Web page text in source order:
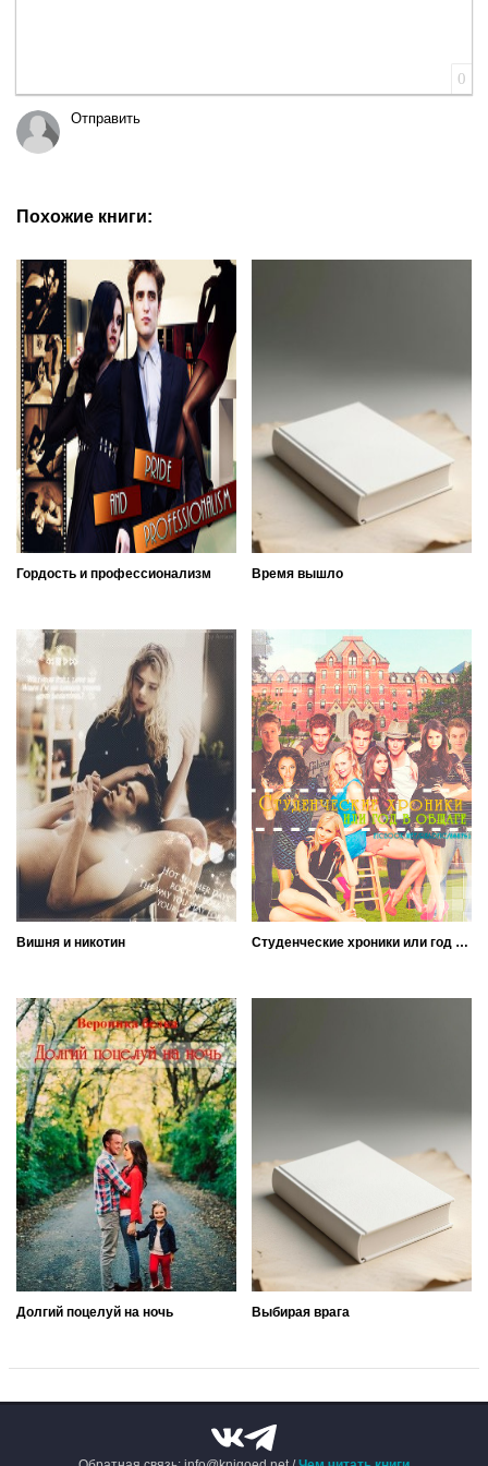
0
Отправить
Похожие книги:
Гордость и профессионализм Время вышло
Вишня и никотин Студенческие хроники или год в общаге
Долгий поцелуй на ночь Выбирая врага